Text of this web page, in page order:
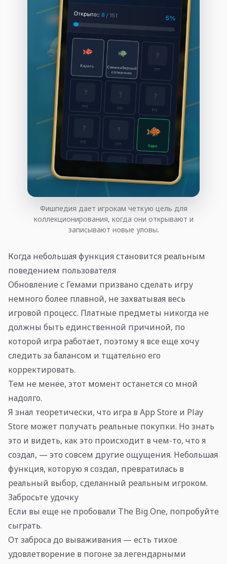
Фишпедия дает игрокам четкую цель для
коллекционирования, когда они открывают и
записывают новые уловы.
Когда небольшая функция становится реальным
поведением пользователя
Обновление с Гемами призвано сделать игру
немного более плавной, не захватывая весь
игровой процесс. Платные предметы никогда не
должны быть единственной причиной, по
которой игра работает, поэтому я все еще хочу
следить за балансом и тщательно его
корректировать.
Тем не менее, этот момент останется со мной
надолго.
Я знал теоретически, что игра в App Store и Play
Store может получать реальные покупки. Но знать
это и видеть, как это происходит в чем-то, что я
создал, — это совсем другие ощущения. Небольшая
функция, которую я создал, превратилась в
реальный выбор, сделанный реальным игроком.
Забросьте удочку
Если вы еще не пробовали The Big One, попробуйте
сыграть.
От заброса до вываживания — есть тихое
удовлетворение в погоне за легендарными